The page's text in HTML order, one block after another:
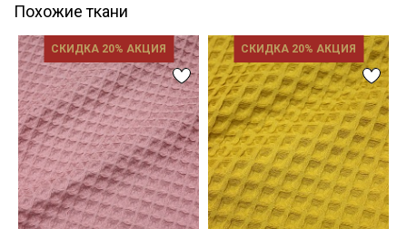
Похожие ткани
СКИДКА 20% АКЦИЯ СКИДКА 20% АКЦИЯ